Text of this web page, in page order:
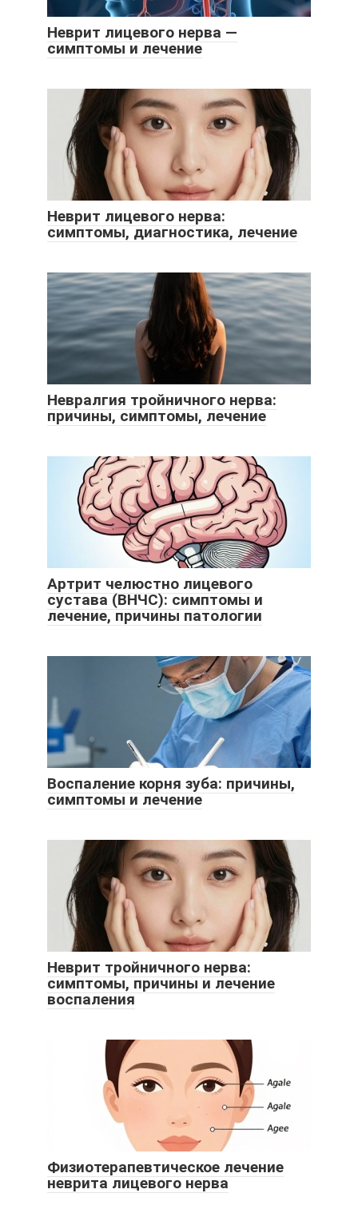
Неврит лицевого нерва —
симптомы и лечение
Неврит лицевого нерва:
симптомы, диагностика, лечение
Невралгия тройничного нерва:
причины, симптомы, лечение
Артрит челюстно лицевого
сустава (ВНЧС): симптомы и
лечение, причины патологии
Воспаление корня зуба: причины,
симптомы и лечение
Неврит тройничного нерва:
симптомы, причины и лечение
воспаления
Физиотерапевтическое лечение
неврита лицевого нерва